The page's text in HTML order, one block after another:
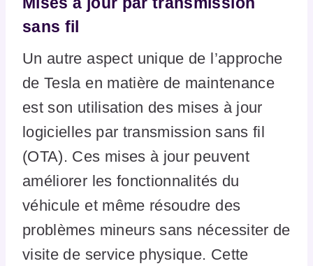
sans fil
Un autre aspect unique de l’approche
de Tesla en matière de maintenance
est son utilisation des mises à jour
logicielles par transmission sans fil
(OTA). Ces mises à jour peuvent
améliorer les fonctionnalités du
véhicule et même résoudre des
problèmes mineurs sans nécessiter de
visite de service physique. Cette